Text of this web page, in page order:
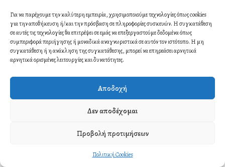
Για να παρέχουμε την καλύτερη εμπειρία, χρησιμοποιούμε τεχνολογίες όπως cookies
για την αποθήκευση ή/και την πρόσβαση σε πληροφορίες συσκευών. Η συγκατάθεση
σε αυτές τις τεχνολογίες θα επιτρέψει σε εμάς να επεξεργαστούμε δεδομένα όπως
συμπεριφορά περιήγησης ή μοναδικά αναγνωριστικά σε αυτόν τον ιστότοπο. Η μη
συγκατάθεση ή η ανάκληση της συγκατάθεσης, μπορεί να επηρεάσει αρνητικά
αρνητικά ορισμένες λειτουργίες και δυνατότητες.
Αποδοχή
Δεν αποδέχομαι
Προβολή προτιμήσεων
Πολιτική Cookies
Contact